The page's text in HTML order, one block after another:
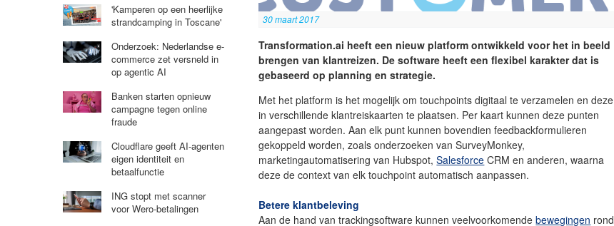
30 maart 2017
Transformation.ai heeft een nieuw platform ontwikkeld voor het in beeld
brengen van klantreizen. De software heeft een flexibel karakter dat is
gebaseerd op planning en strategie.
Met het platform is het mogelijk om touchpoints digitaal te verzamelen en deze
in verschillende klantreiskaarten te plaatsen. Per kaart kunnen deze punten
aangepast worden. Aan elk punt kunnen bovendien feedbackformulieren
gekoppeld worden, zoals onderzoeken van SurveyMonkey,
marketingautomatisering van Hubspot,Salesforce CRM en anderen, waarna
deze de context van elk touchpoint automatisch aanpassen.
Betere klantbeleving
Aan de hand van trackingsoftware kunnen veelvoorkomendebewegingen rond
'Kamperen op een heerlijke
strandcamping in Toscane'
Onderzoek: Nederlandse e-
commerce zet versneld in
op agentic AI
Banken starten opnieuw
campagne tegen online
fraude
Cloudflare geeft AI-agenten
eigen identiteit en
betaalfunctie
ING stopt met scanner
voor Wero-betalingen